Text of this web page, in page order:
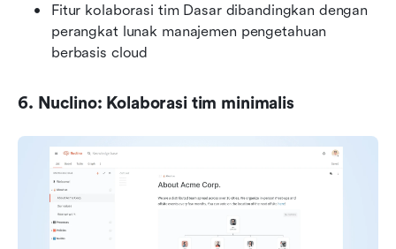
Fitur kolaborasi tim Dasar dibandingkan dengan
perangkat lunak manajemen pengetahuan
berbasis cloud
6. Nuclino: Kolaborasi tim minimalis